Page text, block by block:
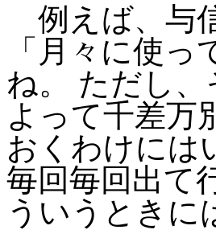
例えば、与
「月々に使
ね。 ただし
よって千差万
おくわけには
毎回毎回出て
ういうときに